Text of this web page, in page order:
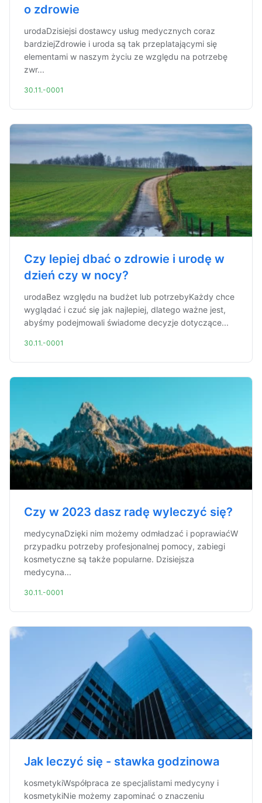
o zdrowie
urodaDzisiejsi dostawcy usług medycznych coraz
bardziejZdrowie i uroda są tak przeplatającymi się
elementami w naszym życiu ze względu na potrzebę
zwr...
30.11.-0001
Czy lepiej dbać o zdrowie i urodę w
dzień czy w nocy?
urodaBez względu na budżet lub potrzebyKażdy chce
wyglądać i czuć się jak najlepiej, dlatego ważne jest,
abyśmy podejmowali świadome decyzje dotyczące...
30.11.-0001
Czy w 2023 dasz radę wyleczyć się?
medycynaDzięki nim możemy odmładzać i poprawiaćW
przypadku potrzeby profesjonalnej pomocy, zabiegi
kosmetyczne są także popularne. Dzisiejsza
medycyna...
30.11.-0001
Jak leczyć się - stawka godzinowa
kosmetykiWspółpraca ze specjalistami medycyny i
kosmetykiNie możemy zapominać o znaczeniu